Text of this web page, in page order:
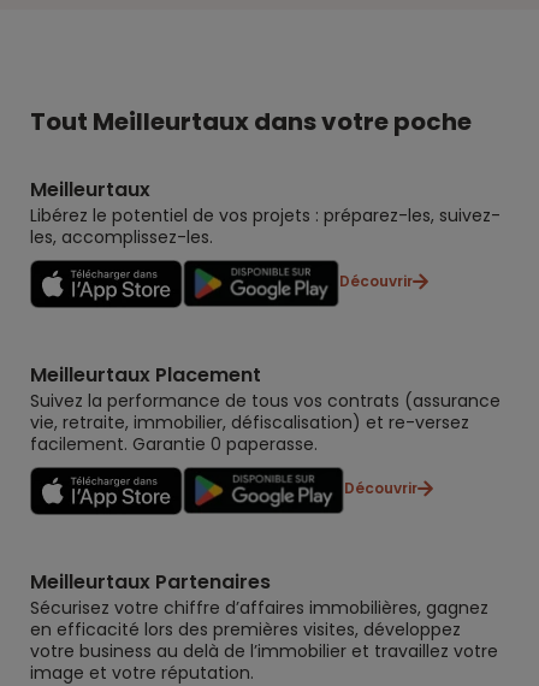
Tout Meilleurtaux dans votre poche
Meilleurtaux
Libérez le potentiel de vos projets : préparez-les, suivez-
les, accomplissez-les.
Découvrir
Meilleurtaux Placement
Suivez la performance de tous vos contrats (assurance
vie, retraite, immobilier, défiscalisation) et re-versez
facilement. Garantie 0 paperasse.
Découvrir
Meilleurtaux Partenaires
Sécurisez votre chiffre d’affaires immobilières, gagnez
en efficacité lors des premières visites, développez
votre business au delà de l’immobilier et travaillez votre
image et votre réputation.